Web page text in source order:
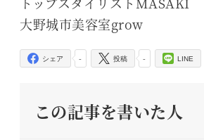
大野城市美容室grow
-
シェア -
投稿 LINE
この記事を書いた人